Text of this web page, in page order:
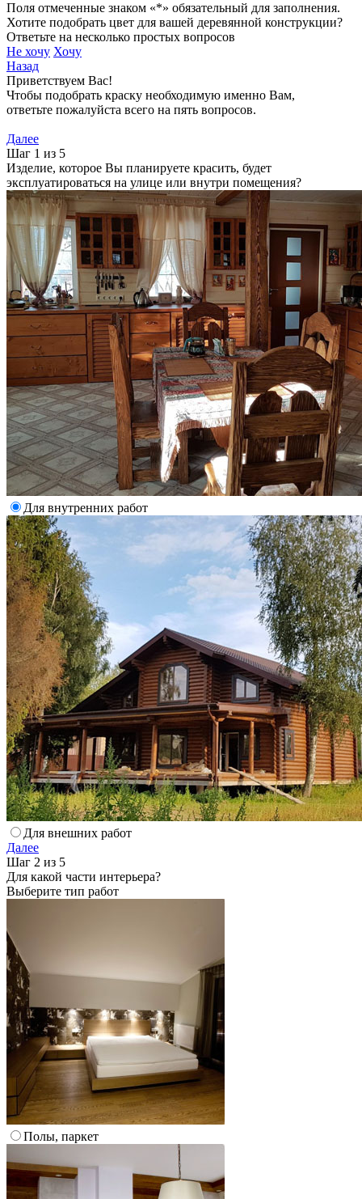
Поля отмеченные знаком «*» обязательный для заполнения.
Хотите подобрать цвет для вашей деревянной конструкции?
Ответьте на несколько простых вопросов
Не хочу Хочу
Назад
Приветствуем Вас!
Чтобы подобрать краску необходимую именно Вам,
ответьте пожалуйста всего на пять вопросов.
Далее
Шаг 1 из 5
Изделие, которое Вы планируете красить, будет
эксплуатироваться на улице или внутри помещения?
Для внутренних работ
Для внешних работ
Далее
Шаг 2 из 5
Для какой части интерьера?
Выберите тип работ
Полы, паркет